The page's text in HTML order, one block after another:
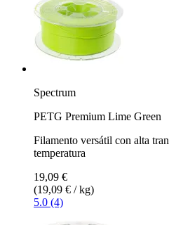
Spectrum
PETG Premium Lime Green
Filamento versátil con alta
temperatura
19,09 €
(19,09 € / kg)
5.0 (4)